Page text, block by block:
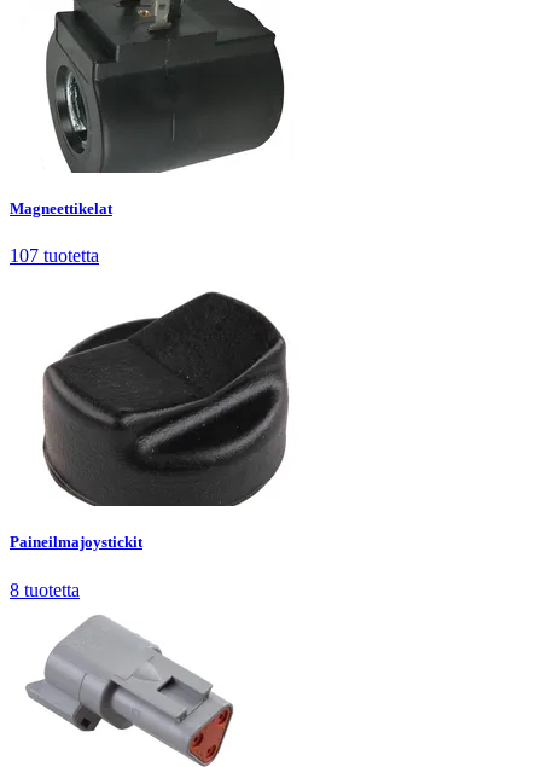
Magneettikelat tuotetta
Magneettikelat
107 tuotetta
Paineilmajoystickit tuotetta
Paineilmajoystickit
8 tuotetta